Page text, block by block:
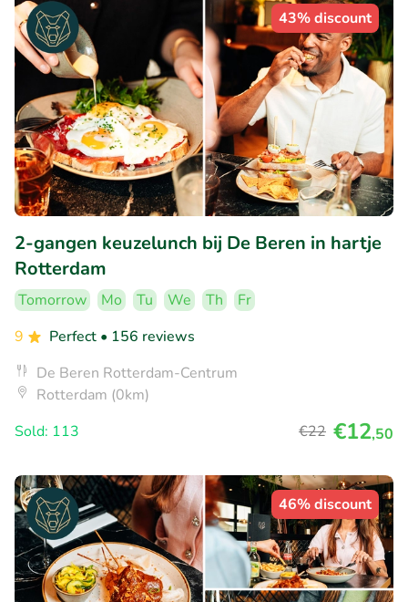
43% discount
2-gangen keuzelunch bij De Beren in hartje
Rotterdam
Tomorrow Mo Tu We Th
Fr
9
Perfect • 156 reviews
De Beren Rotterdam-Centrum
Rotterdam (0km)
Sold: 113
€22 €12,50
46% discount